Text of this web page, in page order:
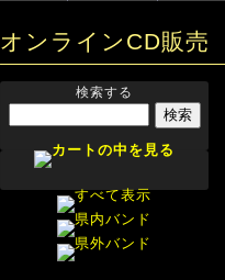
オンラインCD販売
検索する